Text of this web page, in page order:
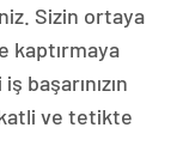
Sizin ortaya
kaptırmaya
başarınızın
ve tetikte